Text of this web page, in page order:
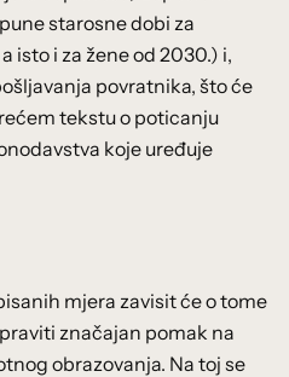
starosne dobi za
isto i za žene od 2030.) i,
povratnika, što će
tekstu o poticanju
koje uređuje
mjera zavisit će o tome
značajan pomak na
obrazovanja. Na toj se